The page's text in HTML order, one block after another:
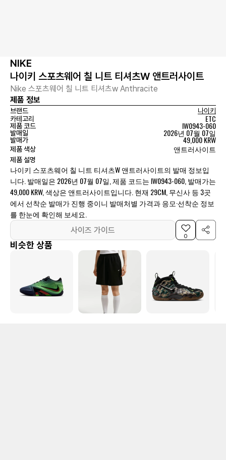
NIKE
나이키 스포츠웨어 칠 니트 티셔츠W 앤트러사이트
Nike 스포츠웨어 칠 니트 티셔츠w Anthracite
제품 정보
브랜드
나이키
카테고리
ETC
제품 코드 IW0943-060
발매일 2026년 07월 07일
발매가 49,000 KRW
제품 색상 앤트러사이트
제품 설명
나이키 스포츠웨어 칠 니트 티셔츠W 앤트러사이트의 발매 정보입
니다. 발매일은 2026년 07월 07일, 제품 코드는 IW0943-060, 발매가는
49,000 KRW, 색상은 앤트러사이트입니다. 현재 29CM, 무신사 등 3곳
에서 선착순 발매가 진행 중이니 발매처별 가격과 응모·선착순 정보
를 한눈에 확인해 보세요.
사이즈 가이드
0
비슷한 상품